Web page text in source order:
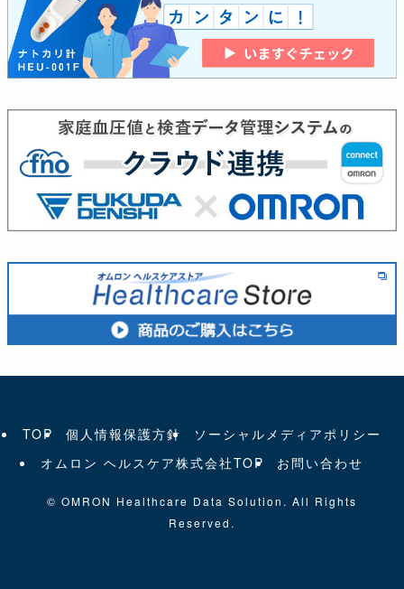
TOP 個人情報保護方針
ソーシャルメディアポリシー
オムロン ヘルスケア株式会社TOP
お問い合わせ
© OMRON Healthcare Data Solution. All Rights
Reserved.